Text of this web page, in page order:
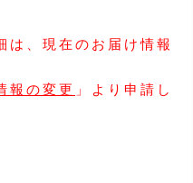
は、現在のお届け情報
報の変更 」より申請し